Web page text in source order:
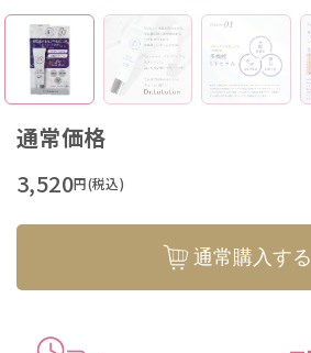
通常価格
3,520円(税込)
通常購入する